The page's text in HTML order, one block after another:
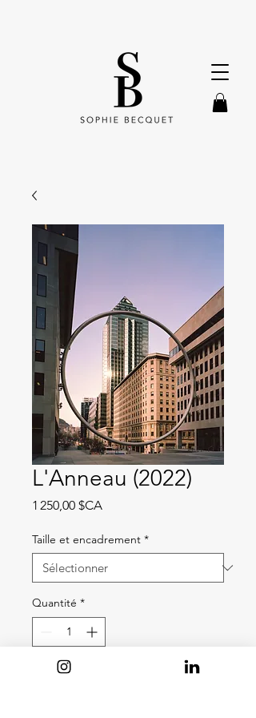
L'Anneau (2022)
1 250,00 $CAPrix
Taille et encadrement *
Quantité *